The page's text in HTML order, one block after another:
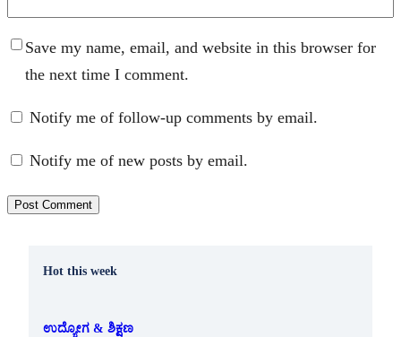
Save my name, email, and website in this browser for
the next time I comment.
Notify me of follow-up comments by email.
Notify me of new posts by email.
Hot this week
ಉದ್ಯೋಗ & ಶಿಕ್ಷಣ